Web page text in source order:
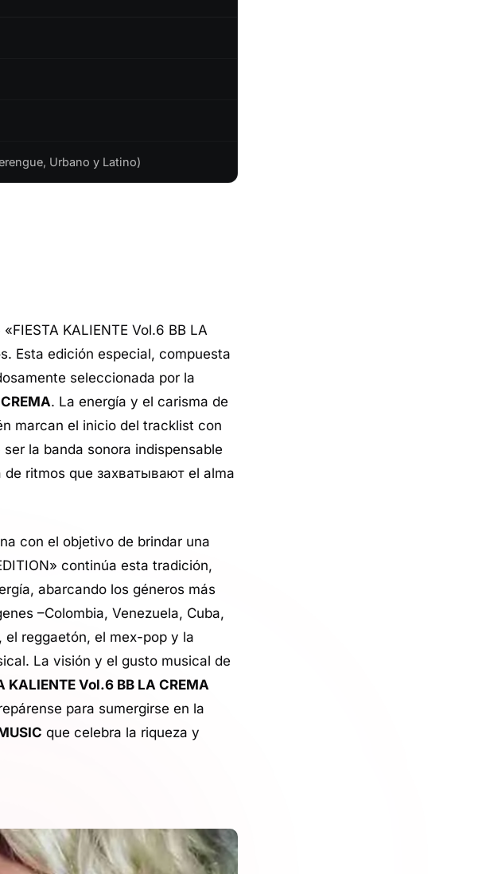
Urbano y Latino)
KALIENTE Vol.6 BB LA
Esta edición especial, compuesta
seleccionada por la
. La energía y el carisma de
marcan el inicio del tracklist con
ser la banda sonora indispensable
ritmos que захватывают el alma
con el objetivo de brindar una
continúa esta tradición,
abarcando los géneros más
–Colombia, Venezuela, Cuba,
el reggaetón, el mex-pop y la
La visión y el gusto musical de
KALIENTE Vol.6 BB LA CREMA
para sumergirse en la
que celebra la riqueza y